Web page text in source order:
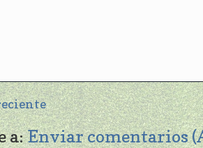
a:Enviar comentarios